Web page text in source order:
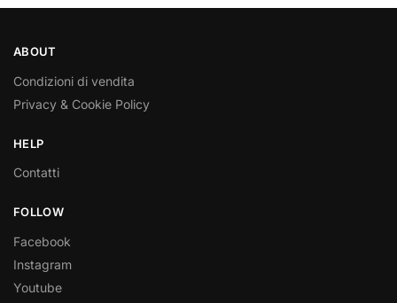
ABOUT
Condizioni di vendita
Privacy & Cookie Policy
HELP
Contatti
FOLLOW
Facebook
Instagram
Youtube